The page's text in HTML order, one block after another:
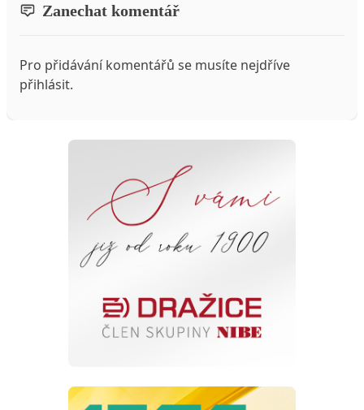
Zanechat komentář
Pro přidávání komentářů se musíte nejdříve
přihlásit.